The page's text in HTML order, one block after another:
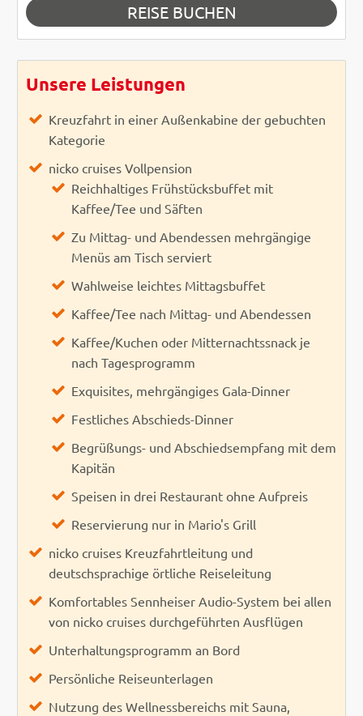
REISE BUCHEN
Unsere Leistungen
Kreuzfahrt in einer Außenkabine der gebuchten
Kategorie
nicko cruises Vollpension
Reichhaltiges Frühstücksbuffet mit
Kaffee/Tee und Säften
Zu Mittag- und Abendessen mehrgängige
Menüs am Tisch serviert
Wahlweise leichtes Mittagsbuffet
Kaffee/Tee nach Mittag- und Abendessen
Kaffee/Kuchen oder Mitternachtssnack je
nach Tagesprogramm
Exquisites, mehrgängiges Gala-Dinner
Festliches Abschieds-Dinner
Begrüßungs- und Abschiedsempfang mit dem
Kapitän
Speisen in drei Restaurant ohne Aufpreis
Reservierung nur in Mario's Grill
nicko cruises Kreuzfahrtleitung und
deutschsprachige örtliche Reiseleitung
Komfortables Sennheiser Audio-System bei allen
von nicko cruises durchgeführten Ausflügen
Unterhaltungsprogramm an Bord
Persönliche Reiseunterlagen
Nutzung des Wellnessbereichs mit Sauna,